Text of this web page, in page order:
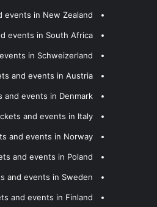
events in New Zealand
events in South Africa
in Schweizerland
and events in Austria
and events in Denmark
and events in Italy
and events in Norway
and events in Poland
and events in Sweden
and events in Finland